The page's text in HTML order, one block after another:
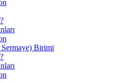
Birimi